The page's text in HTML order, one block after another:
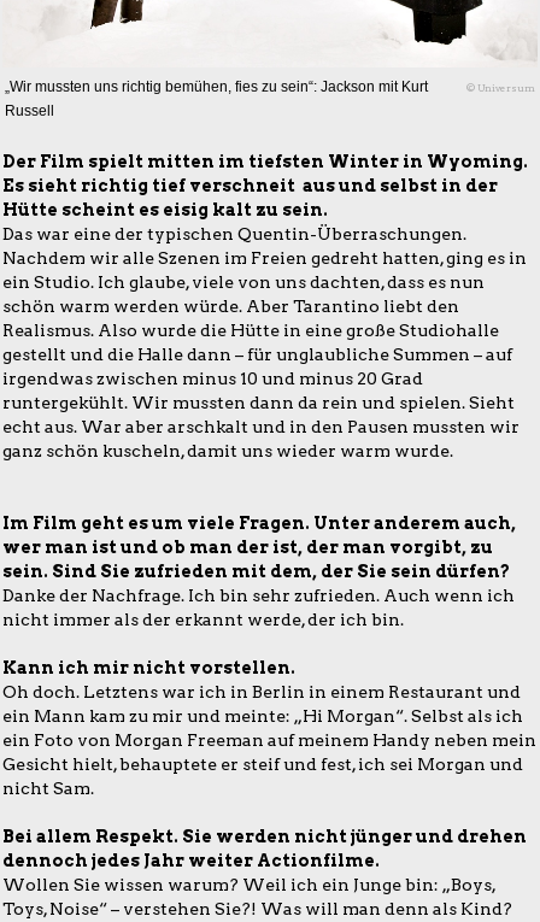
„Wir mussten uns richtig bemühen, fies zu sein“: Jackson mit Kurt
Russell
© Universum
Der Film spielt mitten im tiefsten Winter in Wyoming.
Es sieht richtig tief verschneit aus und selbst in der
Hütte scheint es eisig kalt zu sein.
Das war eine der typischen Quentin-Überraschungen.
Nachdem wir alle Szenen im Freien gedreht hatten, ging es in
ein Studio. Ich glaube, viele von uns dachten, dass es nun
schön warm werden würde. Aber Tarantino liebt den
Realismus. Also wurde die Hütte in eine große Studiohalle
gestellt und die Halle dann – für unglaubliche Summen – auf
irgendwas zwischen minus 10 und minus 20 Grad
runtergekühlt. Wir mussten dann da rein und spielen. Sieht
echt aus. War aber arschkalt und in den Pausen mussten wir
ganz schön kuscheln, damit uns wieder warm wurde.
Im Film geht es um viele Fragen. Unter anderem auch,
wer man ist und ob man der ist, der man vorgibt, zu
sein. Sind Sie zufrieden mit dem, der Sie sein dürfen?
Danke der Nachfrage. Ich bin sehr zufrieden. Auch wenn ich
nicht immer als der erkannt werde, der ich bin.
Kann ich mir nicht vorstellen.
Oh doch. Letztens war ich in Berlin in einem Restaurant und
ein Mann kam zu mir und meinte: „Hi Morgan“. Selbst als ich
ein Foto von Morgan Freeman auf meinem Handy neben mein
Gesicht hielt, behauptete er steif und fest, ich sei Morgan und
nicht Sam.
Bei allem Respekt. Sie werden nicht jünger und drehen
dennoch jedes Jahr weiter Actionfilme.
Wollen Sie wissen warum? Weil ich ein Junge bin: „Boys,
Toys, Noise“ – verstehen Sie?! Was will man denn als Kind?